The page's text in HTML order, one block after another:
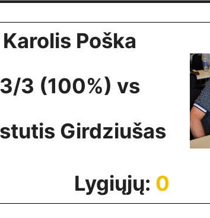
Karolis Poška
3/3 (100%) vs
Girdziušas
Lygiųjų: 0